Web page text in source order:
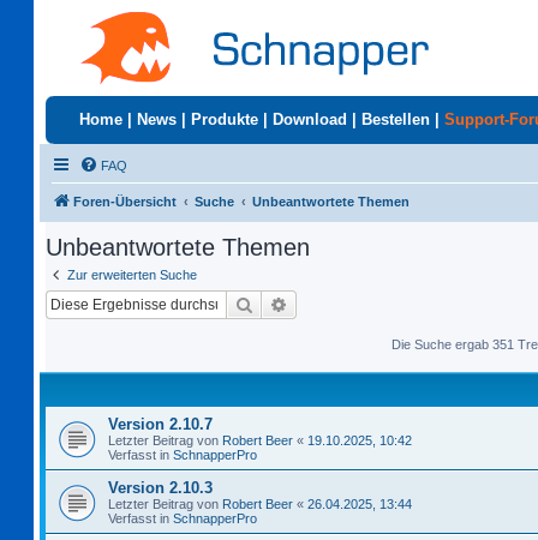
Home News Produkte Download Bestellen Support-
FAQ
Foren-Übersicht Suche Unbeantwortete Themen
Unbeantwortete Themen
Zur erweiterten Suche
Suche
Die Suche ergab 351
Version 2.10.7
Letzter Beitrag von Robert Beer « 19.10.2025, 10:42
Verfasst in SchnapperPro
Version 2.10.3
Letzter Beitrag von Robert Beer « 26.04.2025, 13:44
Verfasst in SchnapperPro